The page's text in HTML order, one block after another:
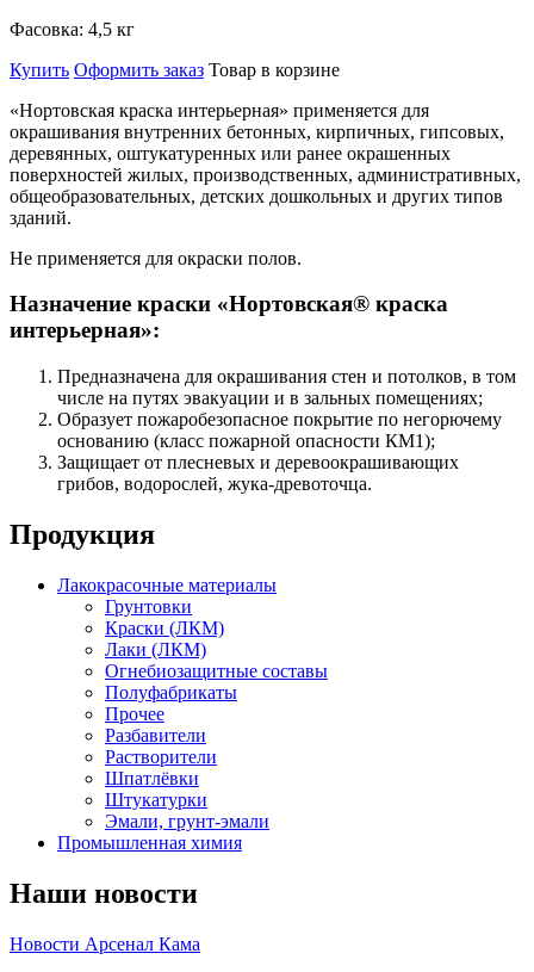
Фасовка: 4,5 кг
Купить Оформить заказ Товар в корзине
«Нортовская краска интерьерная» применяется для
окрашивания внутренних бетонных, кирпичных, гипсовых,
деревянных, оштукатуренных или ранее окрашенных
поверхностей жилых, производственных, административных,
общеобразовательных, детских дошкольных и других типов
зданий.
Не применяется для окраски полов.
Назначение краски «Нортовская® краска
интерьерная»:
Предназначена для окрашивания стен и потолков, в том
числе на путях эвакуации и в зальных помещениях;
Образует пожаробезопасное покрытие по негорючему
основанию (класс пожарной опасности КМ1);
Защищает от плесневых и деревоокрашивающих
грибов, водорослей, жука-древоточца.
Продукция
Лакокрасочные материалы
Грунтовки
Краски (ЛКМ)
Лаки (ЛКМ)
Огнебиозащитные составы
Полуфабрикаты
Прочее
Разбавители
Растворители
Шпатлёвки
Штукатурки
Эмали, грунт-эмали
Промышленная химия
Наши новости
Новости Арсенал Кама